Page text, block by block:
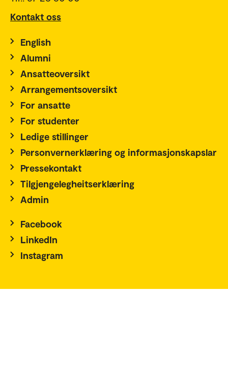
Kontakt oss
English
Alumni
Ansatteoversikt
Arrangementsoversikt
For ansatte
For studenter
Ledige stillinger
Personvernerklæring og informasjonskapslar
Pressekontakt
Tilgjengelegheitserklæring
Admin
Facebook
LinkedIn
Instagram